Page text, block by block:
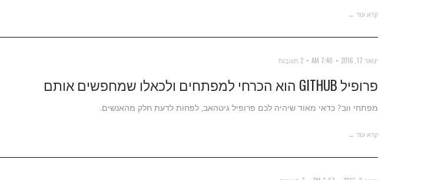
קרא עוד ←
ינואר 17, 2016 7:40 AM 2 תגובות
פרופיל GITHUB הוא הכרחי למפתחים ולכאלו שמחפשים אותם
מפתחי ווב? כדאי מאוד שיהיה לכם פרופיל גיטהאב, לפחות לדעת חלק מהאנשים.
קרא עוד ←